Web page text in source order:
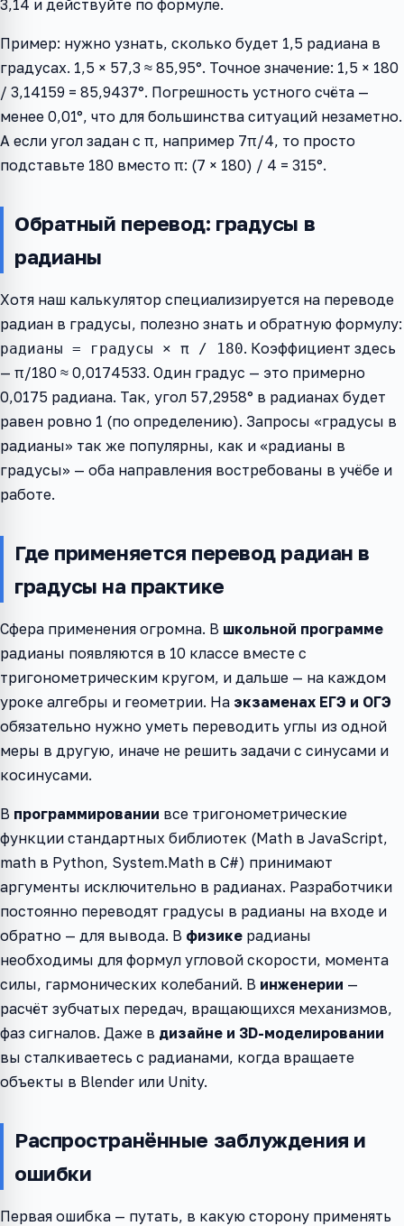
3,14 и действуйте по формуле.
Пример: нужно узнать, сколько будет 1,5 радиана в
градусах. 1,5 × 57,3 ≈ 85,95°. Точное значение: 1,5 × 180
/ 3,14159 = 85,9437°. Погрешность устного счёта —
менее 0,01°, что для большинства ситуаций незаметно.
А если угол задан с π, например 7π/4, то просто
подставьте 180 вместо π: (7 × 180) / 4 = 315°.
Обратный перевод: градусы в
радианы
Хотя наш калькулятор специализируется на переводе
радиан в градусы, полезно знать и обратную формулу:
радианы = градусы × π / 180. Коэффициент здесь
— π/180 ≈ 0,0174533. Один градус — это примерно
0,0175 радиана. Так, угол 57,2958° в радианах будет
равен ровно 1 (по определению). Запросы «градусы в
радианы» так же популярны, как и «радианы в
градусы» — оба направления востребованы в учёбе и
работе.
Где применяется перевод радиан в
градусы на практике
Сфера применения огромна. В школьной программе
радианы появляются в 10 классе вместе с
тригонометрическим кругом, и дальше — на каждом
уроке алгебры и геометрии. На экзаменах ЕГЭ и ОГЭ
обязательно нужно уметь переводить углы из одной
меры в другую, иначе не решить задачи с синусами и
косинусами.
В программировании все тригонометрические
функции стандартных библиотек (Math в JavaScript,
math в Python, System.Math в C#) принимают
аргументы исключительно в радианах. Разработчики
постоянно переводят градусы в радианы на входе и
обратно — для вывода. В физике радианы
необходимы для формул угловой скорости, момента
силы, гармонических колебаний. В инженерии —
расчёт зубчатых передач, вращающихся механизмов,
фаз сигналов. Даже в дизайне и 3D-моделировании
вы сталкиваетесь с радианами, когда вращаете
объекты в Blender или Unity.
Распространённые заблуждения и
ошибки
Первая ошибка — путать, в какую сторону применять